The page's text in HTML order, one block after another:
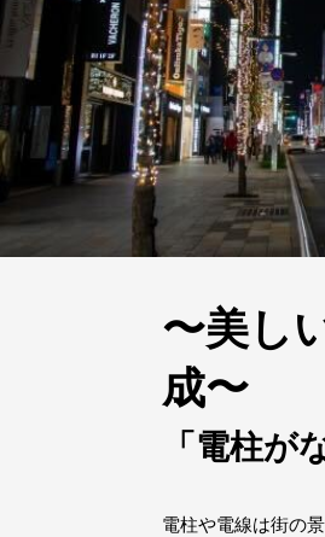
〜美し
成〜
「電柱が
電柱や電線は街の